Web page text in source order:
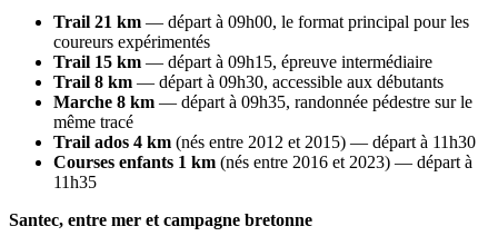
Trail 21 km — départ à 09h00, le format principal pour les
coureurs expérimentés
Trail 15 km — départ à 09h15, épreuve intermédiaire
Trail 8 km — départ à 09h30, accessible aux débutants
Marche 8 km — départ à 09h35, randonnée pédestre sur le
même tracé
Trail ados 4 km (nés entre 2012 et 2015) — départ à 11h30
Courses enfants 1 km (nés entre 2016 et 2023) — départ à
11h35
Santec, entre mer et campagne bretonne